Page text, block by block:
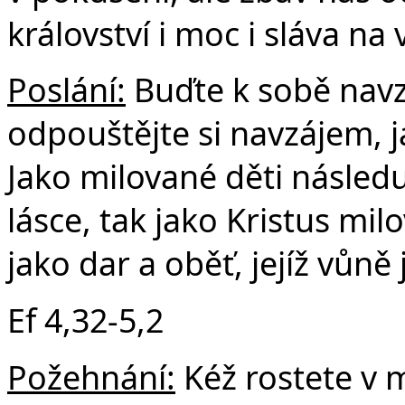
království i moc i sláva na
Poslání: Buďte k sobě
odpouštějte si navzájem,
Jako milované děti
lásce, tak jako Kristus
jako dar a oběť, jejíž vůně
Ef 4,32-5,2
Požehnání: Kéž rostete v